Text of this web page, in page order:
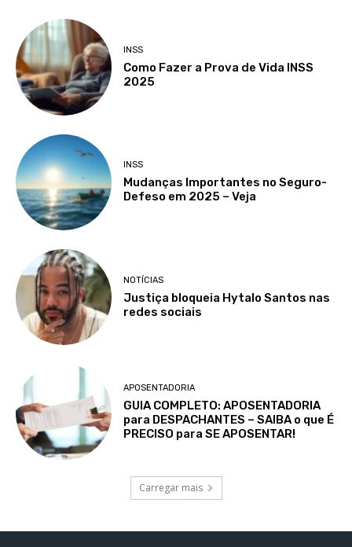
INSS
Como Fazer a Prova de Vida INSS
2025
INSS
Mudanças Importantes no Seguro-
Defeso em 2025 – Veja
NOTÍCIAS
Justiça bloqueia Hytalo Santos nas
redes sociais
APOSENTADORIA
GUIA COMPLETO: APOSENTADORIA
para DESPACHANTES – SAIBA o que É
PRECISO para SE APOSENTAR!
Carregar mais